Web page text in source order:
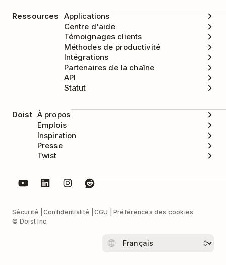
Ressources
Applications
Centre d'aide
Témoignages clients
Méthodes de productivité
Intégrations
Partenaires de la chaîne
API
Statut
Doist À propos
Emplois
Inspiration
Presse
Twist
Sécurité Confidentialité CGU
Préférences des cookies
© Doist Inc.